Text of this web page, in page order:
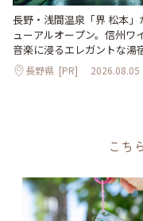
長野・浅間温泉「界 松本」
ューアルオープン。信州ワ
音楽に浸るエレガントな湯
長野県 [PR] 2026.08.05
こち